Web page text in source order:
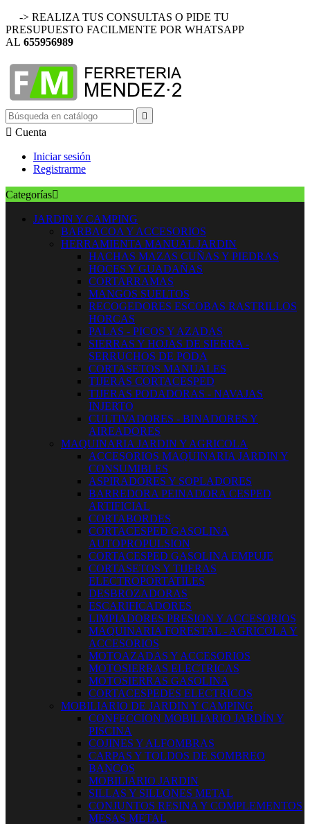
-> REALIZA TUS CONSULTAS O PIDE TU
PRESUPUESTO FACILMENTE POR WHATSAPP
AL 655956989

 Cuenta
Iniciar sesión
Registrarme
Categorías
JARDIN Y CAMPING
BARBACOA Y ACCESORIOS
HERRAMIENTA MANUAL JARDIN
HACHAS MAZAS CUÑAS Y PIEDRAS
HOCES Y GUADAÑAS
CORTARRAMAS
MANGOS SUELTOS
RECOGEDORES ESCOBAS RASTRILLOS
HORCAS
PALAS - PICOS Y AZADAS
SIERRAS Y HOJAS DE SIERRA -
SERRUCHOS DE PODA
CORTASETOS MANUALES
TIJERAS CORTACESPED
TIJERAS PODADORAS - NAVAJAS
INJERTO
CULTIVADORES - BINADORES Y
AIREADORES
MAQUINARIA JARDIN Y AGRICOLA
ACCESORIOS MAQUINARIA JARDIN Y
CONSUMIBLES
ASPIRADORES Y SOPLADORES
BARREDORA PEINADORA CESPED
ARTIFICIAL
CORTABORDES
CORTACESPED GASOLINA
AUTOPROPULSION
CORTACESPED GASOLINA EMPUJE
CORTASETOS Y TIJERAS
ELECTROPORTATILES
DESBROZADORAS
ESCARIFICADORES
LIMPIADORES PRESION Y ACCESORIOS
MAQUINARIA FORESTAL - AGRICOLA Y
ACCESORIOS
MOTOAZADAS Y ACCESORIOS
MOTOSIERRAS ELECTRICAS
MOTOSIERRAS GASOLINA
CORTACESPEDES ELECTRICOS
MOBILIARIO DE JARDIN Y CAMPING
CONFECCION MOBILIARIO JARDÍN Y
PISCINA
COJINES Y ALFOMBRAS
CARPAS Y TOLDOS DE SOMBREO
BANCOS
MOBILIARIO JARDIN
SILLAS Y SILLONES METAL
CONJUNTOS RESINA Y COMPLEMENTOS
MESAS METAL